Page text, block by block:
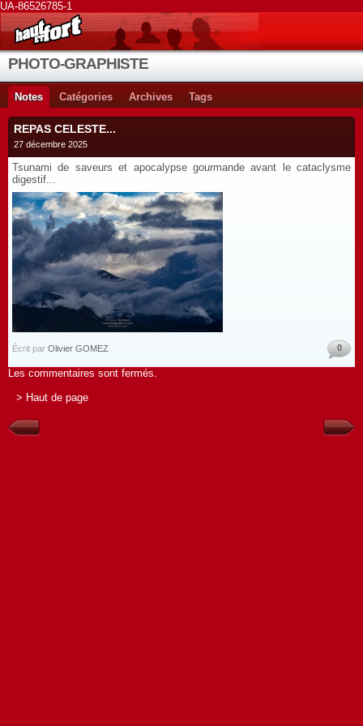
UA-86526785-1
PHOTO-GRAPHISTE
Notes Catégories Archives Tags
REPAS CELESTE...
27 décembre 2025
Tsunami de saveurs et apocalypse gourmande avant le cataclysme
digestif...
Écrit par Olivier GOMEZ 0
Les commentaires sont fermés.
> Haut de page